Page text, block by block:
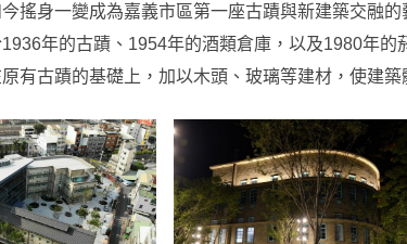
搖身一變成為嘉義市區第一座古蹟與新建築交融
年的古蹟、1954年的酒類倉庫，以及1980年的
有古蹟的基礎上，加以木頭、玻璃等建材，使建築